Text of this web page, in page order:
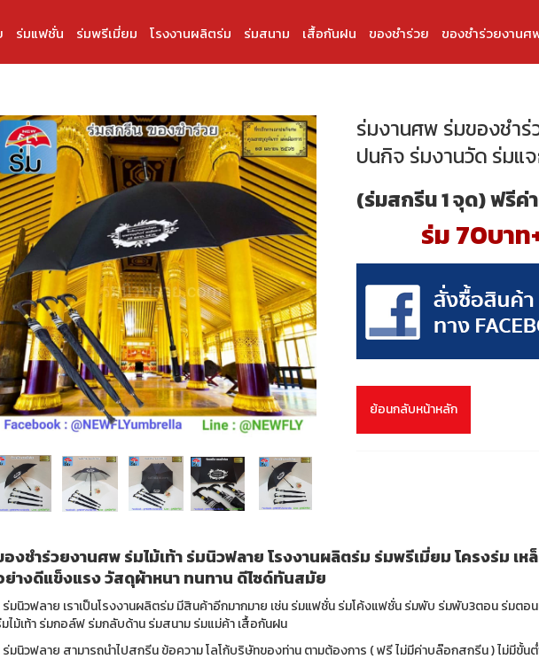
ร่มแฟชั่น ร่มพรีเมี่ยม โรงงานผลิตร่ม ร่มสนาม เสื้อกันฝน ของชำร่วย ของชำร่วยงานศ
ร่มงานศพ ร่มของชำ
ปนกิจ ร่มงานวัด ร่มแ
(ร่มสกรีน 1 จุด) ฟรีค่
ร่ม 70บาท
ย้อนกลับหน้าหลัก
งชำร่วยงานศพ ร่มไม้เท้า ร่มนิวฟลาย โรงงานผลิตร่ม ร่มพรีเมี่ยม โครงร่ม เห
ย่างดีแข็งแรง วัสดุผ้าหนา ทนทาน ดีไซด์ทันสมัย
มนิวฟลาย เราเป็นโรงงานผลิตร่ม มีสินค้าอีกมากมาย เช่น ร่มแฟชั่น ร่มโค้งแฟชั่น ร่มพับ ร่มพับ3ตอน ร่มตอน
ไม้เท้า ร่มกอล์ฟ ร่มกลับด้าน ร่มสนาม ร่มแม่ค้า เสื้อกันฝน
มนิวฟลาย สามารถนำไปสกรีน ข้อความ โลโก้บริษัทของท่าน ตามต้องการ ( ฟรี ไม่มีค่าบล๊อกสกรีน ) ไม่มีขั้